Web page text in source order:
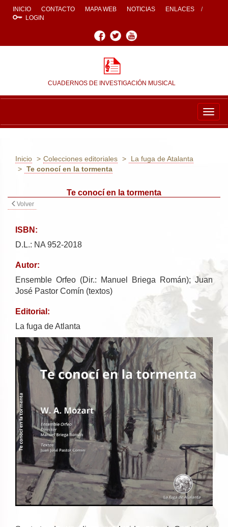
INICIO CONTACTO MAPA WEB NOTICIAS
ENLACES
LOGIN
Facebook
TwitterYoutube
CUADERNOS DE INVESTIGACIÓN MUSICAL
Inicio Colecciones editoriales
La fuga de Atalanta
Te conocí en la tormenta
Volver
Te conocí en la tormenta
ISBN:
D.L.: NA 952-2018
Autor:
Ensemble Orfeo (Dir.: Manuel Briega Román); Juan
José Pastor Comín (textos)
Editorial:
La fuga de Atlanta